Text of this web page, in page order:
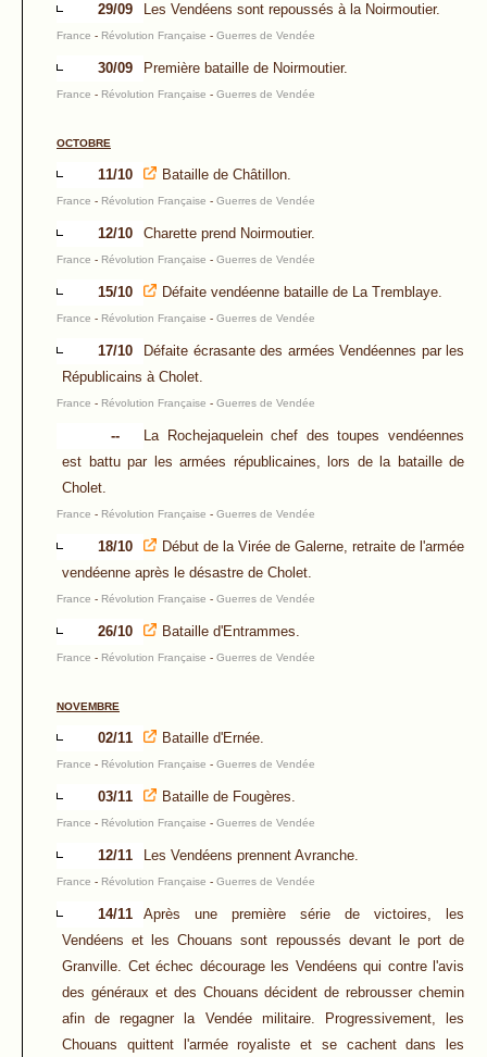
29/09 Les Vendéens sont repoussés à la Noirmoutier.
France - Révolution Française - Guerres de Vendée
30/09 Première bataille de Noirmoutier.
France - Révolution Française - Guerres de Vendée
OCTOBRE
11/10 Bataille de Châtillon.
France - Révolution Française - Guerres de Vendée
12/10 Charette prend Noirmoutier.
France - Révolution Française - Guerres de Vendée
15/10 Défaite vendéenne bataille de La Tremblaye.
France - Révolution Française - Guerres de Vendée
17/10
Défaite écrasante des armées Vendéennes par les
Républicains à Cholet.
France - Révolution Française - Guerres de Vendée
--
La Rochejaquelein chef des toupes vendéennes
est battu par les armées républicaines, lors de la bataille de
Cholet.
France - Révolution Française - Guerres de Vendée
18/10
Début de la Virée de Galerne, retraite de l'armée
vendéenne après le désastre de Cholet.
France - Révolution Française - Guerres de Vendée
26/10 Bataille d'Entrammes.
France - Révolution Française - Guerres de Vendée
NOVEMBRE
02/11 Bataille d'Ernée.
France - Révolution Française - Guerres de Vendée
03/11 Bataille de Fougères.
France - Révolution Française - Guerres de Vendée
12/11 Les Vendéens prennent Avranche.
France - Révolution Française - Guerres de Vendée
14/11
Après une première série de victoires, les
Vendéens et les Chouans sont repoussés devant le port de
Granville. Cet échec décourage les Vendéens qui contre l'avis
des généraux et des Chouans décident de rebrousser chemin
afin de regagner la Vendée militaire. Progressivement, les
Chouans quittent l'armée royaliste et se cachent dans les